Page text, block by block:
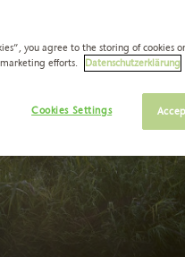
you agree to the storing of cookies
efforts.
Datenschutzerklärung
Cookies Settings